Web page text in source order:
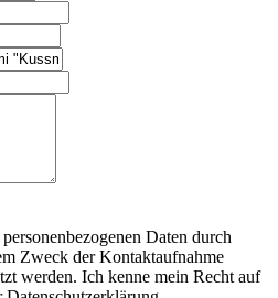
Daten durch
Zweck der Kontaktaufnahme
werden. Ich kenne mein Recht auf